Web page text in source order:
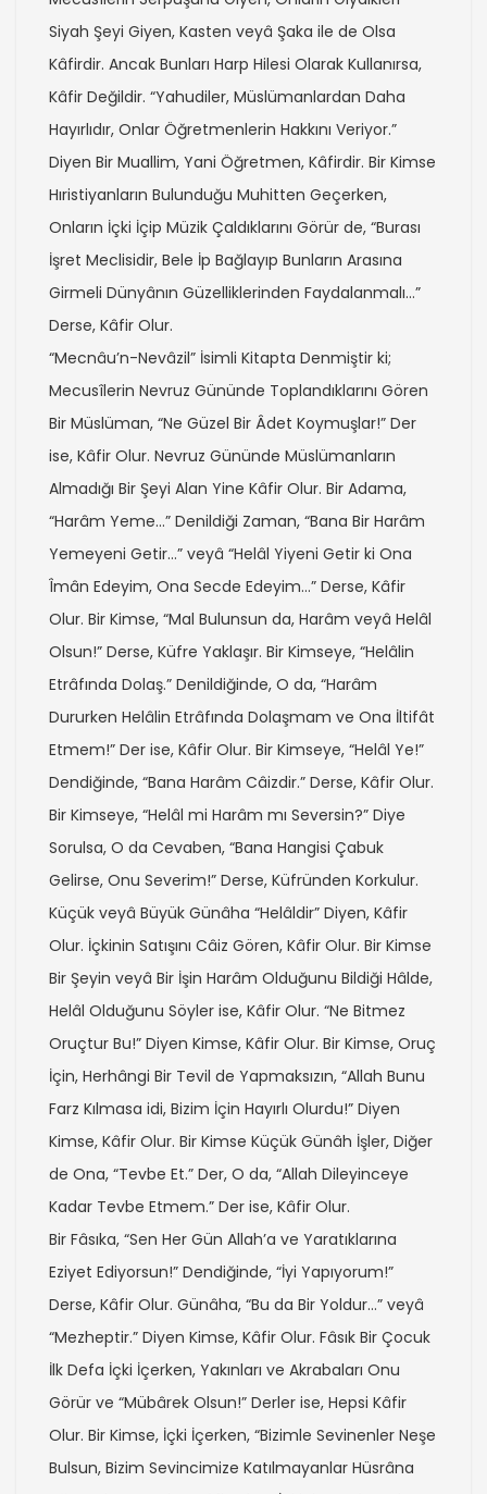
Siyah Şeyi Giyen, Kasten veyâ Şaka ile de Olsa
Kâfirdir. Ancak Bunları Harp Hilesi Olarak Kullanırsa,
Kâfir Değildir. “Yahudiler, Müslümanlardan Daha
Hayırlıdır, Onlar Öğretmenlerin Hakkını Veriyor.”
Diyen Bir Muallim, Yani Öğretmen, Kâfirdir. Bir Kimse
Hıristiyanların Bulunduğu Muhitten Geçerken,
Onların İçki İçip Müzik Çaldıklarını Görür de, “Burası
İşret Meclisidir, Bele İp Bağlayıp Bunların Arasına
Girmeli Dünyânın Güzelliklerinden Faydalanmalı…”
Derse, Kâfir Olur.
“Mecnâu’n-Nevâzil” İsimli Kitapta Denmiştir ki;
Mecusîlerin Nevruz Gününde Toplandıklarını Gören
Bir Müslüman, “Ne Güzel Bir Âdet Koymuşlar!” Der
ise, Kâfir Olur. Nevruz Gününde Müslümanların
Almadığı Bir Şeyi Alan Yine Kâfir Olur. Bir Adama,
“Harâm Yeme…” Denildiği Zaman, “Bana Bir Harâm
Yemeyeni Getir…” veyâ “Helâl Yiyeni Getir ki Ona
Îmân Edeyim, Ona Secde Edeyim…” Derse, Kâfir
Olur. Bir Kimse, “Mal Bulunsun da, Harâm veyâ Helâl
Olsun!” Derse, Küfre Yaklaşır. Bir Kimseye, “Helâlin
Etrâfında Dolaş.” Denildiğinde, O da, “Harâm
Dururken Helâlin Etrâfında Dolaşmam ve Ona İltifât
Etmem!” Der ise, Kâfir Olur. Bir Kimseye, “Helâl Ye!”
Dendiğinde, “Bana Harâm Câizdir.” Derse, Kâfir Olur.
Bir Kimseye, “Helâl mi Harâm mı Seversin?” Diye
Sorulsa, O da Cevaben, “Bana Hangisi Çabuk
Gelirse, Onu Severim!” Derse, Küfründen Korkulur.
Küçük veyâ Büyük Günâha “Helâldir” Diyen, Kâfir
Olur. İçkinin Satışını Câiz Gören, Kâfir Olur. Bir Kimse
Bir Şeyin veyâ Bir İşin Harâm Olduğunu Bildiği Hâlde,
Helâl Olduğunu Söyler ise, Kâfir Olur. “Ne Bitmez
Oruçtur Bu!” Diyen Kimse, Kâfir Olur. Bir Kimse, Oruç
İçin, Herhângi Bir Tevil de Yapmaksızın, “Allah Bunu
Farz Kılmasa idi, Bizim İçin Hayırlı Olurdu!” Diyen
Kimse, Kâfir Olur. Bir Kimse Küçük Günâh İşler, Diğer
de Ona, “Tevbe Et.” Der, O da, “Allah Dileyinceye
Kadar Tevbe Etmem.” Der ise, Kâfir Olur.
Bir Fâsıka, “Sen Her Gün Allah’a ve Yaratıklarına
Eziyet Ediyorsun!” Dendiğinde, “İyi Yapıyorum!”
Derse, Kâfir Olur. Günâha, “Bu da Bir Yoldur…” veyâ
“Mezheptir.” Diyen Kimse, Kâfir Olur. Fâsık Bir Çocuk
İlk Defa İçki İçerken, Yakınları ve Akrabaları Onu
Görür ve “Mübârek Olsun!” Derler ise, Hepsi Kâfir
Olur. Bir Kimse, İçki İçerken, “Bizimle Sevinenler Neşe
Bulsun, Bizim Sevincimize Katılmayanlar Hüsrâna